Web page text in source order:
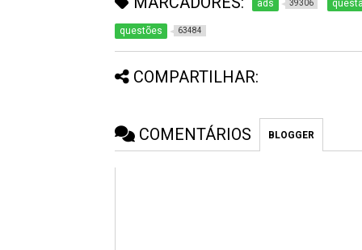
ads 39306
questões 63484
COMPARTILHAR:
COMENTÁRIOS BLOGGER